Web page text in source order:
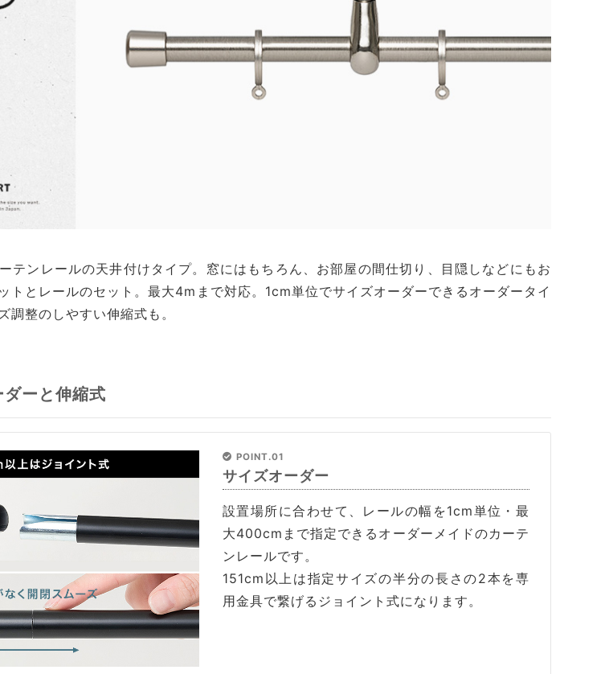
テンレールの天井付けタイプ。窓にはもちろん、お部屋の間仕切り、目隠しなどにもお
トとレールのセット。最大4mまで対応。1cm単位でサイズオーダーできるオーダータイ
調整のしやすい伸縮式も。
ーと伸縮式
POINT.01
サイズオーダー
設置場所に合わせて、レールの幅を1cm単位・最
大400cmまで指定できるオーダーメイドのカーテ
ンレールです。
151cm以上は指定サイズの半分の長さの2本を専
用金具で繋げるジョイント式になります。